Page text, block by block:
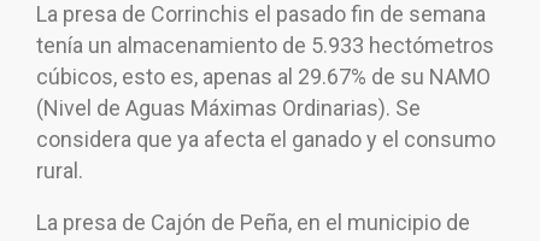
La presa de Corrinchis el pasado fin de semana
tenía un almacenamiento de 5.933 hectómetros
cúbicos, esto es, apenas al 29.67% de su NAMO
(Nivel de Aguas Máximas Ordinarias). Se
considera que ya afecta el ganado y el consumo
rural.
La presa de Cajón de Peña, en el municipio de